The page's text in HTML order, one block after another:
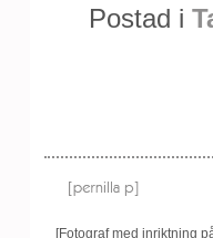
Postad i
[Fotograf med inriktning